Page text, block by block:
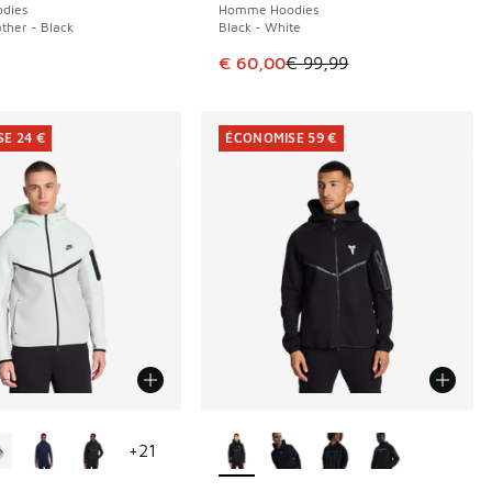
- Black
Homme Hoodies
Black - White
Cet article est en promotion.
€ 60,00€ 99,99
+21
24 € ÉCONOMISE 59 €